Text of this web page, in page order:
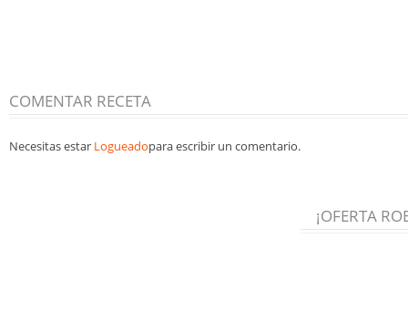
COMENTAR RECETA
Necesitas estar Logueadopara escribir un comentario.
¡OFERTA